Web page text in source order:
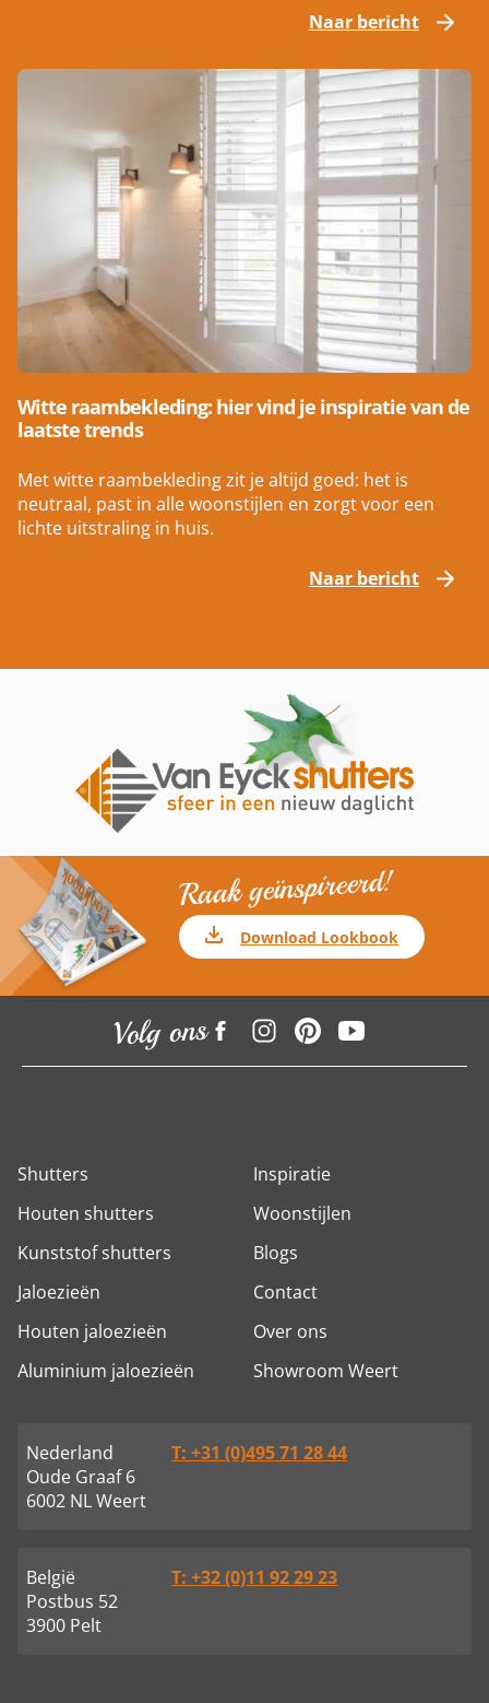
Naar bericht
Witte raambekleding: hier vind je inspiratie van de
laatste trends
Met witte raambekleding zit je altijd goed: het is
neutraal, past in alle woonstijlen en zorgt voor een
lichte uitstraling in huis.
Naar bericht
Raak geïnspireerd!
Download Lookbook
Volg ons
Shutters
Houten shutters
Kunststof shutters
Jaloezieën
Houten jaloezieën
Aluminium jaloezieën
Inspiratie
Woonstijlen
Blogs
Contact
Over ons
Showroom Weert
Nederland
Oude Graaf 6
6002 NL Weert
T: +31 (0)495 71 28 44
België
Postbus 52
3900 Pelt
T: +32 (0)11 92 29 23